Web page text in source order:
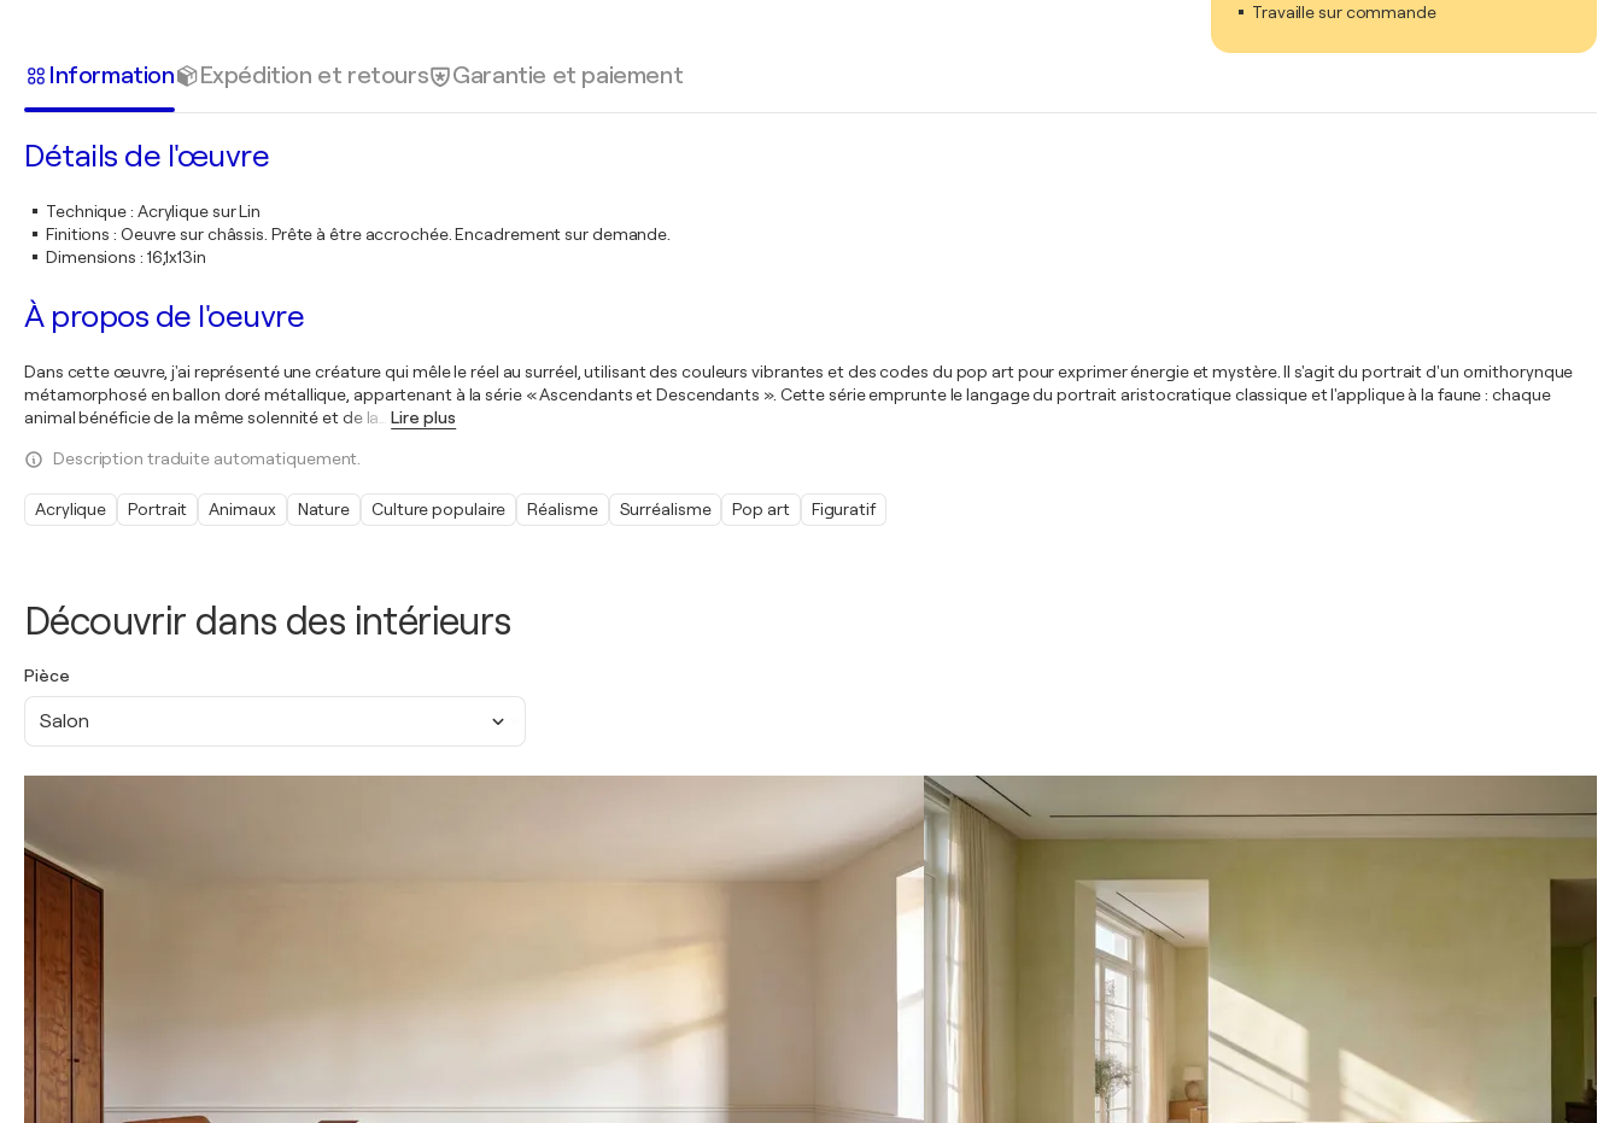
Travaille sur commande
Découvrir dans des intérieurs
Pièce
Salon
Information Expédition et retours Garantie et paiement
Détails de l'œuvre
Technique: Acrylique sur Lin
Finitions : Oeuvre sur châssis. Prête à être accrochée. Encadrement sur demande.
Dimensions : 16,1x13in
À propos de l'oeuvre
Dans cette œuvre, j'ai représenté une créature qui mêle le réel au surréel, utilisant des couleurs vibrantes et des codes du pop art pour exprimer énergie et mystère. Il s'agit du portrait d'un ornithorynque
métamorphosé en ballon doré métallique, appartenant à la série « Ascendants et Descendants ». Cette série emprunte le langage du portrait aristocratique classique et l'applique à la faune : chaque
animal bénéficie de la même solennité et de la
Lire plus
Description traduite automatiquement.
Acrylique Portrait Animaux Nature Culture populaire Réalisme Surréalisme Pop art Figuratif